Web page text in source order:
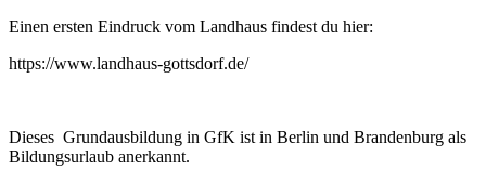
Einen ersten Eindruck vom Landhaus findest du hier:
https://www.landhaus-gottsdorf.de/
Dieses Grundausbildung in GfK ist in Berlin und Brandenburg als
Bildungsurlaub anerkannt.